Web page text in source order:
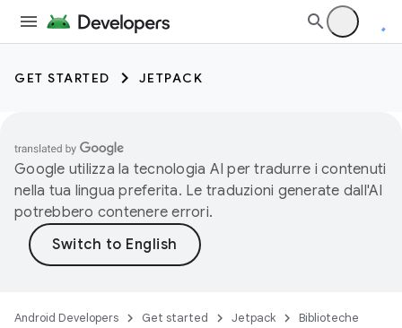
GET STARTED JETPACK
Google utilizza la tecnologia AI per tradurre i contenuti
nella tua lingua preferita. Le traduzioni generate dall'AI
potrebbero contenere errori.
Android Developers Get started Jetpack Biblioteche